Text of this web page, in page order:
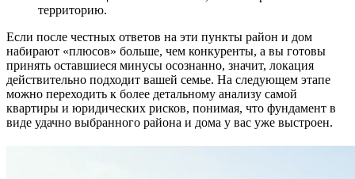
территорию.
Если после честных ответов на эти пункты район и дом
набирают «плюсов» больше, чем конкуренты, а вы готовы
принять оставшиеся минусы осознанно, значит, локация
действительно подходит вашей семье. На следующем этапе
можно переходить к более детальному анализу самой
квартиры и юридических рисков, понимая, что фундамент в
виде удачно выбранного района и дома у вас уже выстроен.